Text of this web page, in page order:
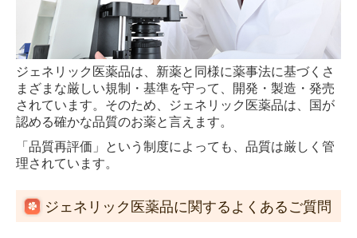
ジェネリック医薬品は、新薬と同様に薬事法に基づくさ
まざまな厳しい規制・基準を守って、開発・製造・発売
されています。そのため、ジェネリック医薬品は、国が
認める確かな品質のお薬と言えます。
「品質再評価」という制度によっても、品質は厳しく管
理されています。
ジェネリック医薬品に関するよくあるご質問